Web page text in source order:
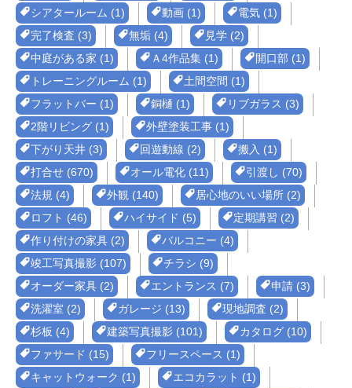
シアタールーム (1)
動画 (1)
電気 (1)
完了検査 (3)
無垢 (4)
見学 (2)
中庭がある家 (1)
Ａ4作品集 (1)
開口部 (1)
トレーニングルーム (1)
土間空間 (1)
フラットバー (1)
銅樋 (1)
リブガラス (3)
2階リビング (1)
外壁塗装工事 (1)
下がり天井 (3)
回遊動線 (2)
搬入 (1)
打合せ (670)
オール電化 (11)
引渡し (70)
法規 (4)
外観 (140)
居心地のいい場所 (2)
ロフト (46)
ハイサイド (5)
定期講習 (2)
作り付けの家具 (2)
バルコニー (4)
竣工写真撮影 (107)
チラシ (9)
オーダー家具 (2)
エントランス (7)
申請 (3)
洗濯室 (2)
ガレージ (13)
現地調査 (2)
杉板 (4)
建築写真撮影 (101)
カタログ (10)
ファサード (15)
フリースペース (1)
キャットウォーク (1)
エコカラット (1)